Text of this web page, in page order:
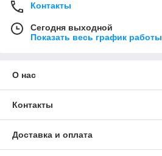
Контакты
Сегодня выходной
Показать весь график работы
О нас
Контакты
Доставка и оплата